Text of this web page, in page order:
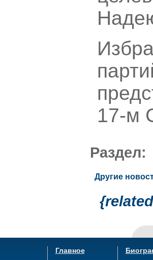
17-м
Другие
Главное